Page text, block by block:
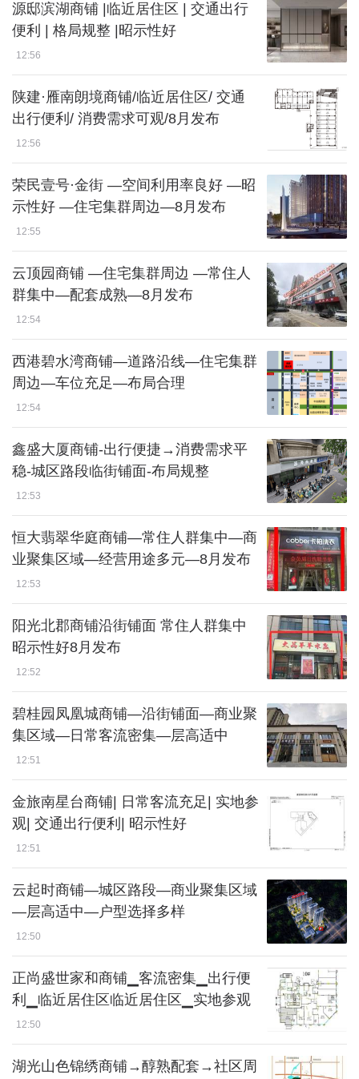
源邸滨湖商铺 |临近居住区 | 交通出行
便利 | 格局规整 |昭示性好
12:56
陕建·雁南朗境商铺/临近居住区/ 交通
出行便利/ 消费需求可观/8月发布
12:56
荣民壹号·金街 —空间利用率良好 —昭
示性好 —住宅集群周边—8月发布
12:55
云顶园商铺 —住宅集群周边 —常住人
群集中—配套成熟—8月发布
12:54
西港碧水湾商铺—道路沿线—住宅集群
周边—车位充足—布局合理
12:54
鑫盛大厦商铺-出行便捷→消费需求平
稳-城区路段临街铺面-布局规整
12:53
恒大翡翠华庭商铺—常住人群集中—商
业聚集区域—经营用途多元—8月发布
12:53
阳光北郡商铺沿街铺面 常住人群集中
昭示性好8月发布
12:52
碧桂园凤凰城商铺—沿街铺面—商业聚
集区域—日常客流密集—层高适中
12:51
金旅南星台商铺| 日常客流充足| 实地参
观| 交通出行便利| 昭示性好
12:51
云起时商铺—城区路段—商业聚集区域
—层高适中—户型选择多样
12:50
正尚盛世家和商铺▁客流密集▁出行便
利▁临近居住区临近居住区▁实地参观
12:50
湖光山色锦绣商铺→醇熟配套→社区周